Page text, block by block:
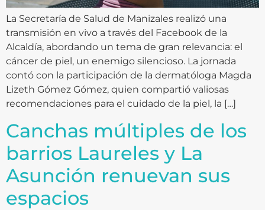
La Secretaría de Salud de Manizales realizó una
transmisión en vivo a través del Facebook de la
Alcaldía, abordando un tema de gran relevancia: el
cáncer de piel, un enemigo silencioso. La jornada
contó con la participación de la dermatóloga Magda
Lizeth Gómez Gómez, quien compartió valiosas
recomendaciones para el cuidado de la piel, la […]
Canchas múltiples de los
barrios Laureles y La
Asunción renuevan sus
espacios